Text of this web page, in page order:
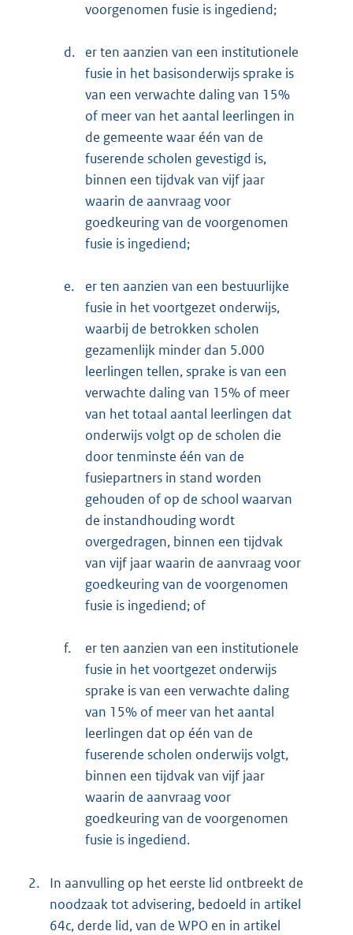
voorgenomen fusie is ingediend;
d.
er ten aanzien van een institutionele
fusie in het basisonderwijs sprake is
van een verwachte daling van 15%
of meer van het aantal leerlingen in
de gemeente waar één van de
fuserende scholen gevestigd is,
binnen een tijdvak van vijf jaar
waarin de aanvraag voor
goedkeuring van de voorgenomen
fusie is ingediend;
e.
er ten aanzien van een bestuurlijke
fusie in het voortgezet onderwijs,
waarbij de betrokken scholen
gezamenlijk minder dan 5.000
leerlingen tellen, sprake is van een
verwachte daling van 15% of meer
van het totaal aantal leerlingen dat
onderwijs volgt op de scholen die
door tenminste één van de
fusiepartners in stand worden
gehouden of op de school waarvan
de instandhouding wordt
overgedragen, binnen een tijdvak
van vijf jaar waarin de aanvraag voor
goedkeuring van de voorgenomen
fusie is ingediend; of
f.
er ten aanzien van een institutionele
fusie in het voortgezet onderwijs
sprake is van een verwachte daling
van 15% of meer van het aantal
leerlingen dat op één van de
fuserende scholen onderwijs volgt,
binnen een tijdvak van vijf jaar
waarin de aanvraag voor
goedkeuring van de voorgenomen
fusie is ingediend.
2.
In aanvulling op het eerste lid ontbreekt de
noodzaak tot advisering, bedoeld in artikel
64c, derde lid, van de WPO en in artikel